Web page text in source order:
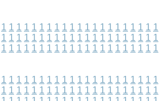
1 1 1 1 1 1 1 1 1 1 1 1 1 1 1 1 1 1 1 1 1
1 1 1 1 1 1 1 1 1 1 1 1 1 1 1 1 1 1 1 1 1
1 1 1 1 1 1 1 1 1 1 1 1 1 1 1 1 1 1 1 1 1
1 1 1 1 1 1 1 1 1 1 1 1 1 1 1 1 1 1 1 1 1
1 1 1 1 1 1 1 1 1 1 1 1 1 1 1 1 1 1 1 1 1